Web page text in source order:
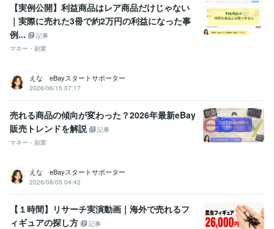
【実例公開】利益商品はレア商品だけじゃない
｜実際に売れた3冊で約2万円の利益になった事
例...
記事
マネー・副業
えな eBayスタートサポーター
2026/06/15 07:17
売れる商品の傾向が変わった？2026年最新eBay
販売トレンドを解説
記事
マネー・副業
えな eBayスタートサポーター
2026/08/05 04:42
【１時間】リサーチ実演動画｜海外で売れるフ
ィギュアの探し方
記事